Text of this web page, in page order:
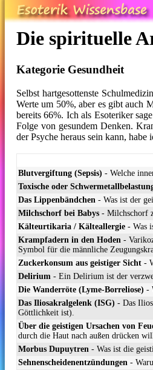
Die spirituelle
Kategorie Gesundheit
Selbst hartgesottenste
Werte um 50%, aber es gibt auch
bereits 66%. Ich als Esoteriker
Folge von gesundem Denken.
der Psyche heraus sein kann,
Blutvergiftung (Sepsis) - Welche
Toxische oder
Das Lippenbändchen - Was ist der
Milchschorf bei Babys - Milchschorf
Kälteurtikaria / Kälteallergie - Was
Krampfadern in den Hoden -
Symbol für die männliche
Zuckerkonsum aus geistiger Sicht -
Delirium - Ein Delirium ist der
Die Wanderröte (Lyme-Borreliose) -
Das Iliosakralgelenk (ISG) - Das
Göttlichkeit ist).
Über die geistigen Ursachen von
durch die Haut nach außen drücken
Morbus Dupuytren - Was ist die
Sehnenscheidenentzündungen -